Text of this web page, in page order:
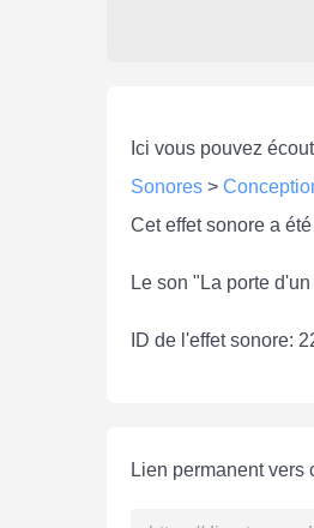
Ici vous pouvez
Sonores >
Cet effet sonore a
Le son "La porte
ID de l'effet sonore:
Lien permanent vers